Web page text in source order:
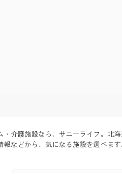
介護施設なら、サニーライフ。北
などから、気になる施設を選べます